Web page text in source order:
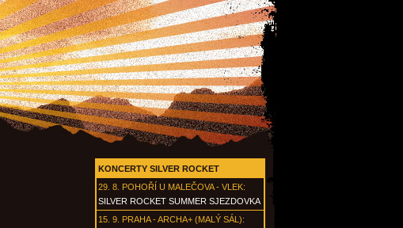
KONCERTY SILVER ROCKET
29. 8. POHOŘÍ U MALEČOVA - VLEK:
SILVER ROCKET SUMMER SJEZDOVKA
15. 9. PRAHA - ARCHA+ (MALÝ SÁL):